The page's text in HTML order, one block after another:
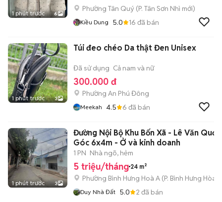
1 phút trước 6
Phường Tân Quý (P. Tân Sơn Nhì mới)
Kiều Dung 5.0 16 đã bán
1 phút trước 3
Túi đeo chéo Da thật Đen Unisex
Đã sử dụng Cả nam và nữ
300.000 đ
Phường An Phú Đông
Meekah 4.5 6 đã bán
1 phút trước 3
Đường Nội Bộ Khu Bốn Xã - Lê Văn Quới
Góc 6x4m - Ở và kinh doanh
1 PN Nhà ngõ, hẻm
5 triệu/tháng 24 m²
Phường Bình Hưng Hoà A (P. Bình Hưng Hòa
Duy Nhà Đất 5.0 2 đã bán